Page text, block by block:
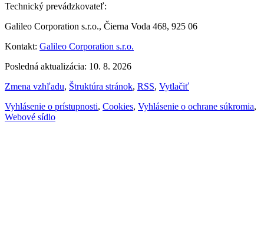
Technický prevádzkovateľ:
Galileo Corporation s.r.o., Čierna Voda 468, 925 06
Kontakt: Galileo Corporation s.r.o.
Posledná aktualizácia: 10. 8. 2026
Zmena vzhľadu, Štruktúra stránok, RSS, Vytlačiť
Vyhlásenie o prístupnosti, Cookies, Vyhlásenie o ochrane súkromia,
Webové sídlo